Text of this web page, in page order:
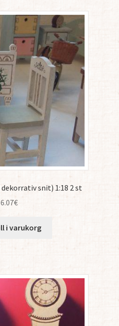
dekorrativ snit) 1:18 2 st
6.07€
i varukorg